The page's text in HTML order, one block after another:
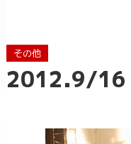
その他
2012.9/16